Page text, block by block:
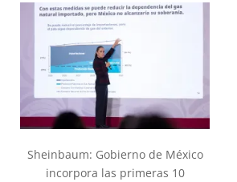
Sheinbaum: Gobierno de México
incorpora las primeras 10